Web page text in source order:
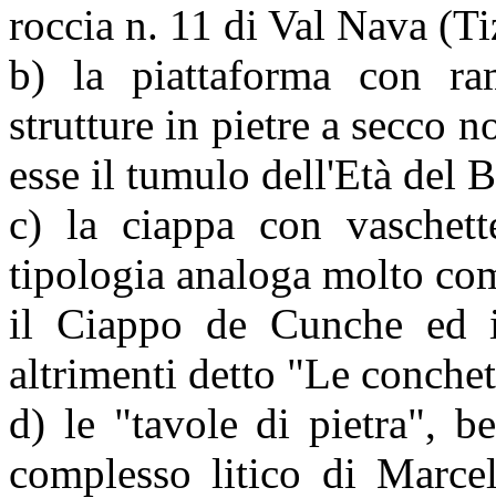
roccia n. 11 di Val Nava
b) la piattaforma con
strutture in pietre a secco
esse il tumulo dell'Età del
c) la ciappa con
tipologia analoga molto
il Ciappo de Cunche ed
altrimenti detto "Le
d) le "tavole di pietra",
complesso litico di